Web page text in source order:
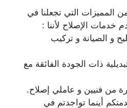
المميزات التي تجعلنا في
خدمات الإصلاح لأننا :
و الصيانة و تركيب
ذات الجودة الفائقة مع
من فنيين و عاملي إصلاح.
أينما تواجدتم في